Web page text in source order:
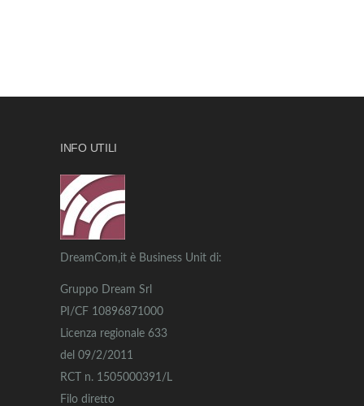
INFO UTILI
DreamCom,it è Business Unit di:
Gruppo Dream Srl
PI/CF 10896871000
Licenza regionale 633
del 09/2/2011
RCT n. 1505000391/L
Filo diretto